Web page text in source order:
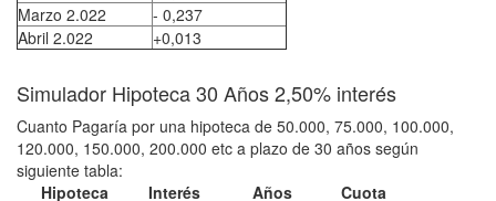
Marzo 2.022
- 0,237
Abril 2.022
+0,013
Simulador Hipoteca 30 Años 2,50% interés
Cuanto Pagaría por una hipoteca de 50.000, 75.000, 100.000,
120.000, 150.000, 200.000 etc a plazo de 30 años según
siguiente tabla:
Hipoteca
Interés Años
Cuota